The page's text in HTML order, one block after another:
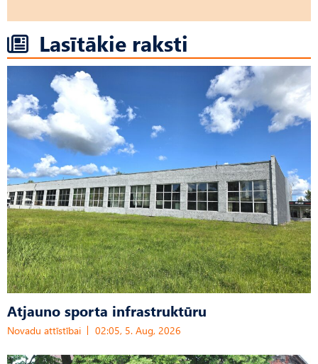
Lasītākie raksti
Atjauno sporta infrastruktūru
Novadu attīstībai 02:05, 5. Aug, 2026